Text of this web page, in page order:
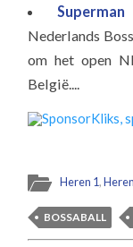
Nederlands
om het open
België....
Heren 1,
BOSSABALL